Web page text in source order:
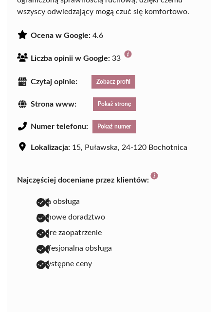
wszyscy odwiedzający mogą czuć się komfortowo.
Ocena w Google: 4.6
Liczba opinii w Google: 33
Czytaj opinie: Zobacz profil
Strona www: Pokaż stronę
Numer telefonu: Pokaż numer
Lokalizacja: 15, Puławska, 24-120 Bochotnica
Najczęściej doceniane przez klientów:
miła obsługa
fachowe doradztwo
dobre zaopatrzenie
profesjonalna obsługa
przystępne ceny